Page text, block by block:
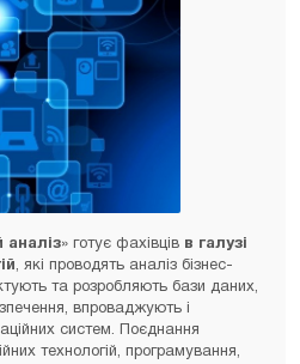
аналіз» готує фахівців в галузі
, які проводять аналіз бізнес-
та розробляють бази даних,
впроваджують і
систем. Поєднання
технологій, програмування,